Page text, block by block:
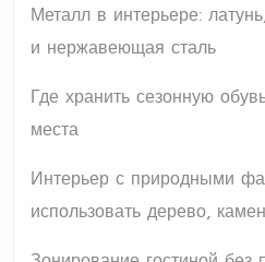
Металл в интерьере:
и нержавеющая сталь
Где хранить сезонную
места
Интерьер с природными
использовать дерево,